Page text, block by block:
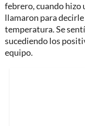
febrero, cuando hizo
llamaron para
temperatura. Se
sucediendo los
equipo.